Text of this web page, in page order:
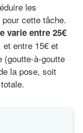
les
cette tâche.
varie entre 25€
entre 15€ et
(goutte-à-goutte
la pose, soit